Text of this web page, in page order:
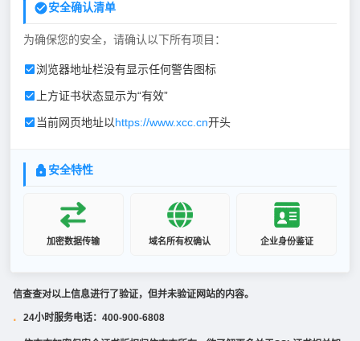
安全确认清单
为确保您的安全，请确认以下所有项目：
浏览器地址栏没有显示任何警告图标
上方证书状态显示为“有效”
当前网页地址以https://www.xcc.cn开头
安全特性
加密数据传输 域名所有权确认 企业身份鉴证
信查查对以上信息进行了验证，但并未验证网站的内容。
· 24小时服务电话：400-900-6808